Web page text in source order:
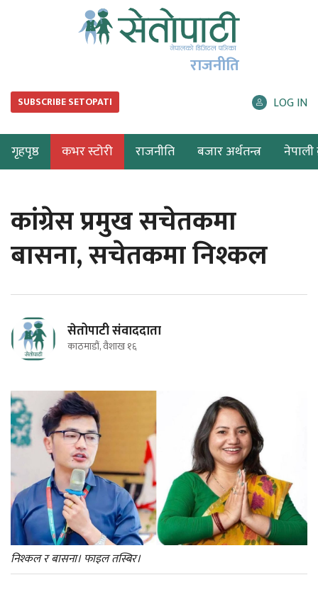
राजनीति
SUBSCRIBE SETOPATI LOG IN
गृहपृष्ठ कभर स्टोरी राजनीति बजार अर्थतन्त्र नेपाली
कांग्रेस प्रमुख सचेतकमा
बासना, सचेतकमा निश्कल
सेतोपाटी संवाददाता
काठमाडौं, वैशाख १६
निश्कल र बासना। फाइल तस्बिर।